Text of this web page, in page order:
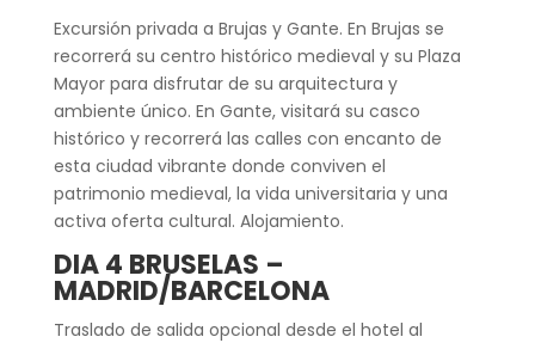
Excursión privada a Brujas y Gante. En Brujas se
recorrerá su centro histórico medieval y su Plaza
Mayor para disfrutar de su arquitectura y
ambiente único. En Gante, visitará su casco
histórico y recorrerá las calles con encanto de
esta ciudad vibrante donde conviven el
patrimonio medieval, la vida universitaria y una
activa oferta cultural. Alojamiento.
DIA 4 BRUSELAS –
MADRID/BARCELONA
Traslado de salida opcional desde el hotel al